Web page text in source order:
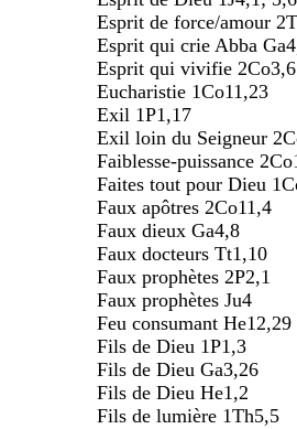
Esprit de force/amour
Esprit qui crie Abba
Esprit qui vivifie 2Co3,6
Eucharistie 1Co11,23
Exil 1P1,17
Exil loin du Seigneur
Faiblesse-puissance
Faites tout pour Dieu
Faux apôtres 2Co11,4
Faux dieux Ga4,8
Faux docteurs Tt1,10
Faux prophètes 2P2,1
Faux prophètes Ju4
Feu consumant He12,29
Fils de Dieu 1P1,3
Fils de Dieu Ga3,26
Fils de Dieu He1,2
Fils de lumière 1Th5,5